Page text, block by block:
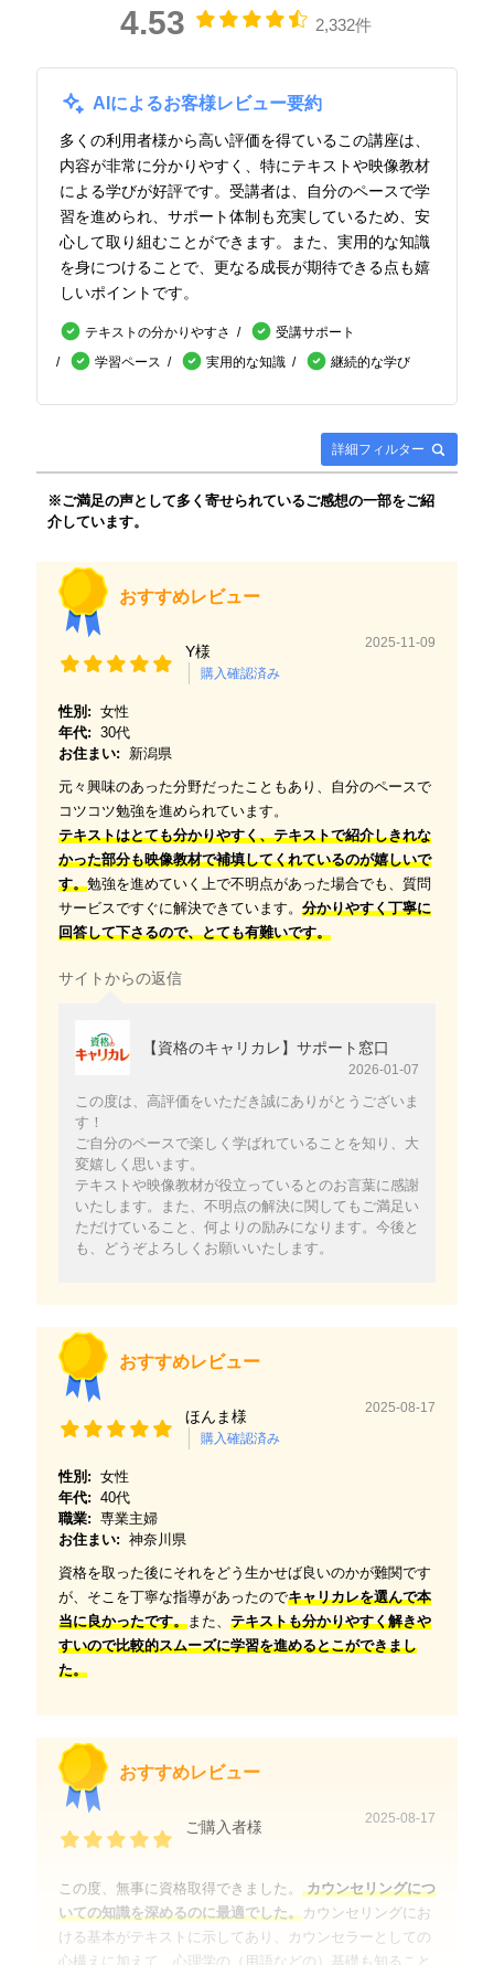
4.53 2,332件
AIによるお客様レビュー要約
多くの利用者様から高い評価を得ているこの講座は、
内容が非常に分かりやすく、特にテキストや映像教材
による学びが好評です。受講者は、自分のペースで学
習を進められ、サポート体制も充実しているため、安
心して取り組むことができます。また、実用的な知識
を身につけることで、更なる成長が期待できる点も嬉
しいポイントです。
テキストの分かりやすさ
受講サポート
学習ペース
実用的な知識 継続的な学び
詳細フィルター
※ご満足の声として多く寄せられているご感想の一部をご紹
介しています。
おすすめレビュー
Y様
購入確認済み
2025-11-09
性別: 女性
年代: 30代
お住まい:
新潟県
元々興味のあった分野だったこともあり、自分のペースで
コツコツ勉強を進められています。
テキストはとても分かりやすく、テキストで紹介しきれな
かった部分も映像教材で補填してくれているのが嬉しいで
す。勉強を進めていく上で不明点があった場合でも、質問
サービスですぐに解決できています。 分かりやすく丁寧に
回答して下さるので、とても有難いです。
サイトからの返信
【資格のキャリカレ】サポート窓口
2026-01-07
この度は、高評価をいただき誠にありがとうございま
す！
ご自分のペースで楽しく学ばれていることを知り、大
変嬉しく思います。
テキストや映像教材が役立っているとのお言葉に感謝
いたします。また、不明点の解決に関してもご満足い
ただけていること、何よりの励みになります。今後と
も、どうぞよろしくお願いいたします。
おすすめレビュー
ほんま様
購入確認済み
2025-08-17
性別: 女性
年代: 40代
職業: 専業主婦
お住まい: 神奈川県
資格を取った後にそれをどう生かせば良いのかが難関です
が、そこを丁寧な指導があったのでキャリカレを選んで本
当に良かったです。また、 テキストも分かりやすく解きや
すいので比較的スムーズに学習を進めるとこができまし
た。
おすすめレビュー
ご購入者様 2025-08-17
この度、無事に資格取得できました。 カウンセリングにつ
いての知識を深めるのに最適でした。カウンセリングにお
ける基本がテキストに示してあり、カウンセラーとしての
心構えに加えて、心理学の（用語などの）基礎も知ること